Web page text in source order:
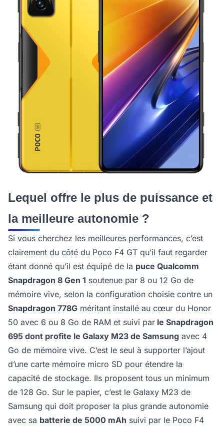
Lequel offre le plus de puissance et
la meilleure autonomie ?
Si vous cherchez les meilleures performances, c’est
clairement du côté du Poco F4 GT qu’il faut regarder
étant donné qu’il est équipé de la puce Qualcomm
Snapdragon 8 Gen 1 soutenue par 8 ou 12 Go de
mémoire vive, selon la configuration choisie contre un
Snapdragon 778G méritant installé au cœur du Honor
50 avec 6 ou 8 Go de RAM et suivi par le Snapdragon
695 dont profite le Galaxy M23 de Samsung avec 4
Go de mémoire vive. C’est le seul à supporter l’ajout
d’une carte mémoire micro SD pour étendre la
capacité de stockage. Ils proposent tous un minimum
de 128 Go. Sur le papier, c’est le Galaxy M23 de
Samsung qui doit proposer la plus grande autonomie
avec sa batterie de 5000 mAh suivi par le Poco F4